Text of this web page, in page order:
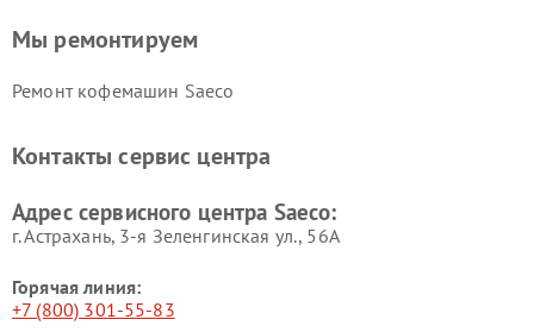
Мы ремонтируем
Ремонт кофемашин Saeco
Контакты сервис центра
Адрес сервисного центра Saeco:
г. Астрахань, 3-я Зеленгинская ул., 56А
Горячая линия:
+7 (800) 301-55-83